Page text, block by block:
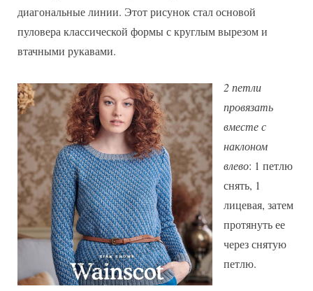
диагональные линии. Этот рисунок стал основой
пуловера классической формы с круглым вырезом и
втачными рукавами.
2 петли
провязать
вместе с
наклоном
влево: 1 петлю
снять, 1
лицевая, затем
протянуть ее
через снятую
петлю.